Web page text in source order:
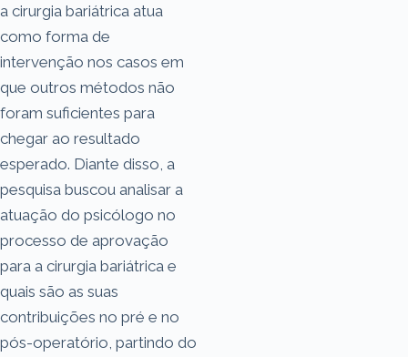
a cirurgia bariátrica atua
como forma de
intervenção nos casos em
que outros métodos não
foram suficientes para
chegar ao resultado
esperado. Diante disso, a
pesquisa buscou analisar a
atuação do psicólogo no
processo de aprovação
para a cirurgia bariátrica e
quais são as suas
contribuições no pré e no
pós-operatório, partindo do